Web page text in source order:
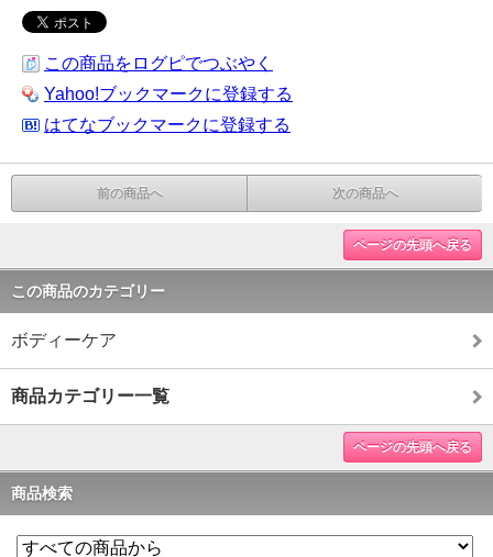
この商品をログピでつぶやく
Yahoo!ブックマークに登録する
はてなブックマークに登録する
前の商品へ 次の商品へ
ページの先頭へ戻る
この商品のカテゴリー
ボディーケア
商品カテゴリー一覧
ページの先頭へ戻る
商品検索